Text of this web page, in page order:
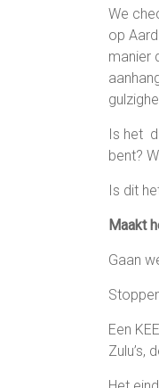
We
op
manier
Is het
bent?
Is dit
Maakt
Gaan
Een
Zulu’s,